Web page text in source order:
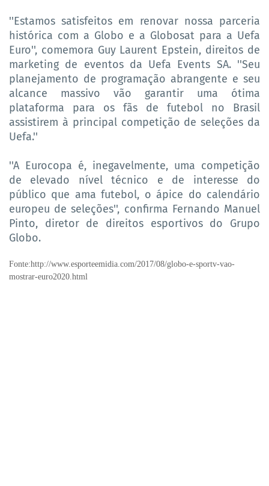
''Estamos satisfeitos em renovar nossa parceria
histórica com a Globo e a Globosat para a Uefa
Euro'', comemora Guy Laurent Epstein, direitos de
marketing de eventos da Uefa Events SA. ''Seu
planejamento de programação abrangente e seu
alcance massivo vão garantir uma ótima
plataforma para os fãs de futebol no Brasil
assistirem à principal competição de seleções da
Uefa.''
''A Eurocopa é, inegavelmente, uma competição
de elevado nível técnico e de interesse do
público que ama futebol, o ápice do calendário
europeu de seleções'', confirma Fernando Manuel
Pinto, diretor de direitos esportivos do Grupo
Globo.
Fonte:http://www.esporteemidia.com/2017/08/globo-e-sportv-vao-
mostrar-euro2020.html